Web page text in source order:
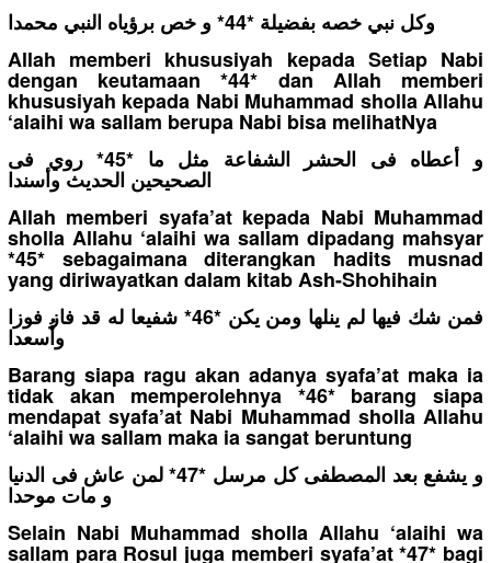
وكل نبي خصه بفضيلة *44* و خص برؤياه النبي محمدا
Allah memberi khususiyah kepada Setiap Nabi
dengan keutamaan *44* dan Allah memberi
khususiyah kepada Nabi Muhammad sholla Allahu
‘alaihi wa sallam berupa Nabi bisa melihatNya
و أعطاه فى الحشر الشفاعة مثل ما *45* روي فى
الصحيحين الحديث وأسندا
Allah memberi syafa’at kepada Nabi Muhammad
sholla Allahu ‘alaihi wa sallam dipadang mahsyar
*45* sebagaimana diterangkan hadits musnad
yang diriwayatkan dalam kitab Ash-Shohihain
فمن شك فيها لم ينلها ومن يكن *46* شفيعا له قد فاز فوزا
وأُسعدا
Barang siapa ragu akan adanya syafa’at maka ia
tidak akan memperolehnya *46* barang siapa
mendapat syafa’at Nabi Muhammad sholla Allahu
‘alaihi wa sallam maka ia sangat beruntung
و يشفع بعد المصطفى كل مرسل *47* لمن عاش فى الدنيا
و مات موحدا
Selain Nabi Muhammad sholla Allahu ‘alaihi wa
sallam para Rosul juga memberi syafa’at *47* bagi